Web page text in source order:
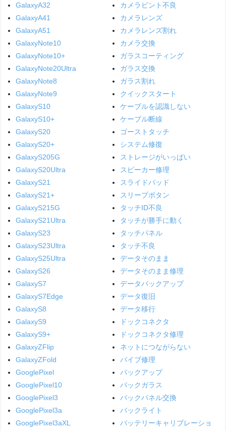
GalaxyA32
GalaxyA41
GalaxyA51
GalaxyNote10
GalaxyNote10+
GalaxyNote20Ultra
GalaxyNote8
GalaxyNote9
GalaxyS10
GalaxyS10+
GalaxyS20
GalaxyS20+
GalaxyS205G
GalaxyS20Ultra
GalaxyS21
GalaxyS21+
GalaxyS215G
GalaxyS21Ultra
GalaxyS23
GalaxyS23Ultra
GalaxyS25Ultra
GalaxyS26
GalaxyS7
GalaxyS7Edge
GalaxyS8
GalaxyS9
GalaxyS9+
GalaxyZFlip
GalaxyZFold
GooglePixel
GooglePixel10
GooglePixel3
GooglePixel3a
GooglePixel3aXL
カメラピント不良
カメラレンズ
カメラレンズ割れ
カメラ交換
ガラスコーティング
ガラス交換
ガラス割れ
クイックスタート
ケーブルを認識しない
ケーブル断線
ゴーストタッチ
システム修復
ストレージがいっぱい
スピーカー修理
スライドパッド
スリープボタン
タッチID不良
タッチが勝手に動く
タッチパネル
タッチ不良
データそのまま
データそのまま修理
データバックアップ
データ復旧
データ移行
ドックコネクタ
ドックコネクタ修理
ネットにつながらない
バイブ修理
バックアップ
バックガラス
バックパネル交換
バックライト
バッテリーキャリブレーショ